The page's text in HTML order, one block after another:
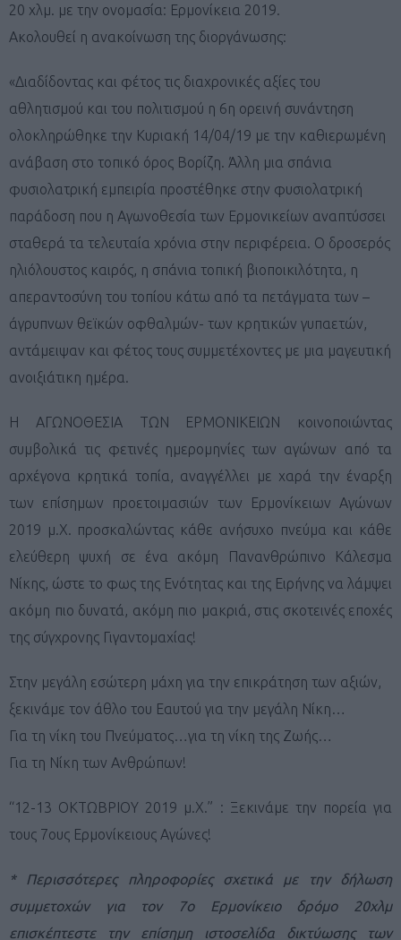
20 χλμ. με την ονομασία: Ερμονίκεια 2019.
Ακολουθεί η ανακοίνωση της διοργάνωσης:
«Διαδίδοντας και φέτος τις διαχρονικές αξίες του
αθλητισμού και του πολιτισμού η 6η ορεινή συνάντηση
ολοκληρώθηκε την Κυριακή 14/04/19 με την καθιερωμένη
ανάβαση στο τοπικό όρος Βορίζη. Άλλη μια σπάνια
φυσιολατρική εμπειρία προστέθηκε στην φυσιολατρική
παράδοση που η Αγωνοθεσία των Ερμονικείων αναπτύσσει
σταθερά τα τελευταία χρόνια στην περιφέρεια. Ο δροσερός
ηλιόλουστος καιρός, η σπάνια τοπική βιοποικιλότητα, η
απεραντοσύνη του τοπίου κάτω από τα πετάγματα των –
άγρυπνων θεϊκών οφθαλμών- των κρητικών γυπαετών,
αντάμειψαν και φέτος τους συμμετέχοντες με μια μαγευτική
ανοιξιάτικη ημέρα.
Η ΑΓΩΝΟΘΕΣΙΑ ΤΩΝ ΕΡΜΟΝΙΚΕΙΩΝ κοινοποιώντας
συμβολικά τις φετινές ημερομηνίες των αγώνων από τα
αρχέγονα κρητικά τοπία, αναγγέλλει με χαρά την έναρξη
των επίσημων προετοιμασιών των Ερμονίκειων Αγώνων
2019 μ.Χ. προσκαλώντας κάθε ανήσυχο πνεύμα και κάθε
ελεύθερη ψυχή σε ένα ακόμη Πανανθρώπινο Κάλεσμα
Νίκης, ώστε το φως της Ενότητας και της Ειρήνης να λάμψει
ακόμη πιο δυνατά, ακόμη πιο μακριά, στις σκοτεινές εποχές
της σύγχρονης Γιγαντομαχίας!
Στην μεγάλη εσώτερη μάχη για την επικράτηση των αξιών,
ξεκινάμε τον άθλο του Εαυτού για την μεγάλη Νίκη…
Για τη νίκη του Πνεύματος…για τη νίκη της Ζωής…
Για τη Νίκη των Ανθρώπων!
“12-13 ΟΚΤΩΒΡΙΟΥ 2019 μ.Χ.” : Ξεκινάμε την πορεία για
τους 7ους Ερμονίκειους Αγώνες!
* Περισσότερες πληροφορίες σχετικά με την δήλωση
συμμετοχών για τον 7ο Ερμονίκειο δρόμο 20χλμ
επισκέπτεστε την επίσημη ιστοσελίδα δικτύωσης των